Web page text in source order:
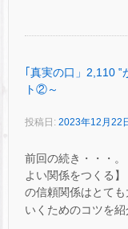
｢真実の口」2,110
ト②～
投稿日: 2023年12月22
前回の続き・・・
よい関係をつくる
の信頼関係はとて
いくためのコツを